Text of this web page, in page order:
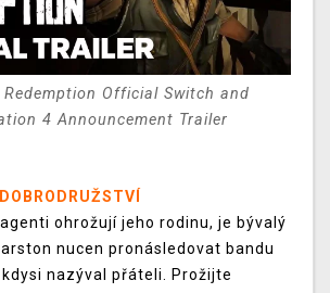
Redemption Official Switch and
4 Announcement Trailer
ohrožují jeho rodinu, je bývalý
nucen pronásledovat bandu
nazýval přáteli. Prožijte